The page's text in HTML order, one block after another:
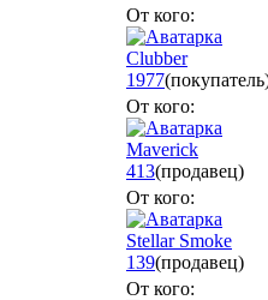
От кого:
Сlubber
1977
От кого:
Maverick
413(продавец)
От кого:
Stellar Smoke
139(продавец)
От кого: